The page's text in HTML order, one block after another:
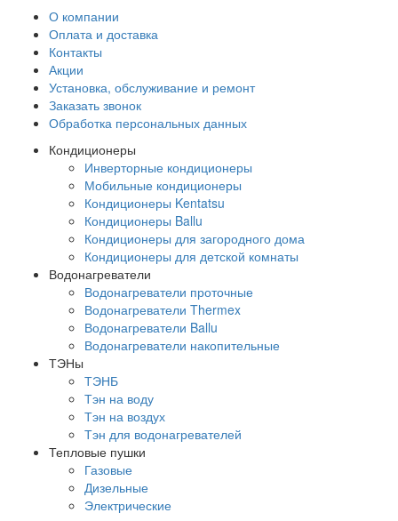
О компании
Оплата и доставка
Контакты
Акции
Установка, обслуживание и ремонт
Заказать звонок
Обработка персональных данных
Кондиционеры
Инверторные кондиционеры
Мобильные кондиционеры
Кондиционеры Kentatsu
Кондиционеры Ballu
Кондиционеры для загородного дома
Кондиционеры для детской комнаты
Водонагреватели
Водонагреватели проточные
Водонагреватели Thermex
Водонагреватели Ballu
Водонагреватели накопительные
ТЭНы
ТЭНБ
Тэн на воду
Тэн на воздух
Тэн для водонагревателей
Тепловые пушки
Газовые
Дизельные
Электрические